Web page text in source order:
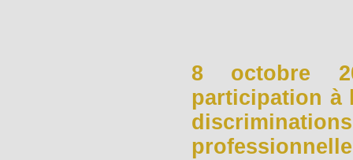
8 octobre
participation à